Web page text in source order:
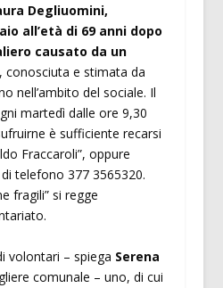
Degliuomini,
all’età di 69 anni dopo
causato da un
, conosciuta e stimata da
nell’ambito del sociale. Il
martedì dalle ore 9,30
è sufficiente recarsi
Fraccaroli”, oppure
telefono 377 3565320.
fragili” si regge
volontari – spiega Serena
comunale – uno, di cui